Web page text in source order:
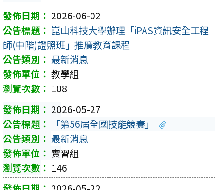
2026-06-02
崑山科技大學辦理「iPAS資訊安全工程
師(中階)證照班」推廣教育課程
最新消息
教學組
108
2026-05-27
「第56屆全國技能競賽」
最新消息
實習組
146